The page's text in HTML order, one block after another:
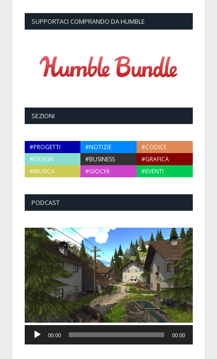
SUPPORTACI COMPRANDO DA HUMBLE
SEZIONI
#PROGETTI #NOTIZIE
#CODICE
#DESIGN
#BUSINESS
#GRAFICA
#MUSICA
#GIOCHI #EVENTI
PODCAST
Player
00:00 00:00